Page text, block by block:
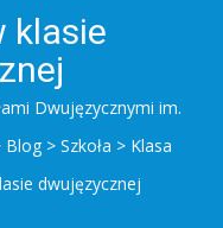
klasie
Dwujęzycznymi im.
Blog > Szkoła > Klasa
dwujęzycznej